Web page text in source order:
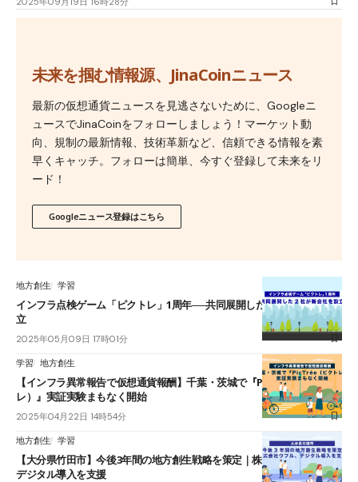
未来を掴む情報源、JinaCoinニュース
最新の仮想通貨ニュースを見逃さないために、Googleニ
ュースでJinaCoinをフォローしましょう！マーケット動
向、規制の最新情報、技術革新など、信頼できる情報を素
早くキャッチ。フォローは簡単、今すぐ登録して未来をリ
ード！
Googleニュース登録はこちら
地方創生 学習
インフラ点検ゲーム「ピクトレ」1周年──共同展開した2社が新会社を設
立
2025年05月09日 17時01分
学習 地方創生
【インフラ異常報告で仮想通貨報酬】千葉・茨城で『PicTrée（ピクト
レ）』実証実験まもなく開始
2025年04月22日 14時54分
地方創生 学習
【大分県竹田市】今後3年間の地方創生戦略を策定｜株式会社ウフル、
デジタル導入を支援